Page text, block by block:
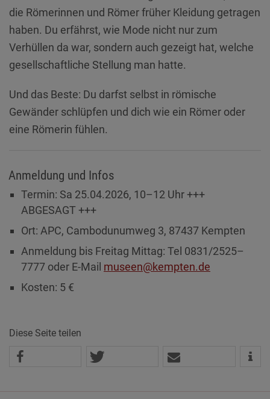
Diese Website nutzt Matomo Analytics für die Auswertung der
Seitenaufrufe als Statistik. Die hierdurch gespeicherten Daten werden
ausschließlich auf unseren eigenen Servern gespeichert. Eine
Übertragung an Dritte erfolgt nicht. Wir verwenden die Funktion
AnonymizeIP zur Anonymisierung Ihrer IP-Adresse, so dass diese gekürzt
werden kann.
YouTube / Vimeo
Videos werden über die Plattformen YouTube oder Vimeo eingebunden.
Wir nutzen YouTube im erweiterten Datenschutzmodus. Dieser Modus
bewirkt laut YouTube, dass YouTube keine Informationen über die
Eingebundene Inhalte
Optional sind externe Inhalte auf den Seiten dieser Website
oder auch Anwendungen einer externen Website.
die Römerinnen und Römer früher Kleidung getragen
haben. Du erfährst, wie Mode nicht nur zum
Verhüllen da war, sondern auch gezeigt hat, welche
gesellschaftliche Stellung man hatte.
Und das Beste: Du darfst selbst in römische
Gewänder schlüpfen und dich wie ein Römer oder
eine Römerin fühlen.
Anmeldung und Infos
Termin: Sa 25.04.2026, 10–12 Uhr +++
ABGESAGT +++
Ort: APC, Cambodunumweg 3, 87437 Kempten
Anmeldung bis Freitag Mittag: Tel 0831/2525–
7777 oder E-Mail museen@kempten.de
Kosten: 5 €
Diese Seite teilen